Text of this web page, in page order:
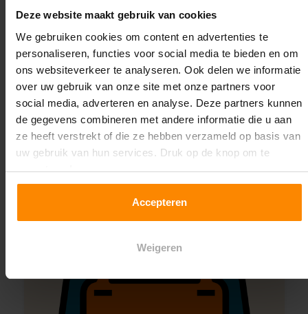
Deze website maakt gebruik van cookies
We gebruiken cookies om content en advertenties te
personaliseren, functies voor social media te bieden en om
ons websiteverkeer te analyseren. Ook delen we informatie
over uw gebruik van onze site met onze partners voor
social media, adverteren en analyse. Deze partners kunnen
de gegevens combineren met andere informatie die u aan
ze heeft verstrekt of die ze hebben verzameld op basis van
uw gebruik van hun services. Druk op de knop om te
accepteren!
Accepteren
Weigeren
Montage uitbesteden?
Laat ons het doen!